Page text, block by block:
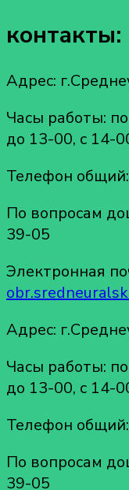
контакты:
Адрес:
Часы работы:
до 13-00, с 14-
Телефон
По вопросам
39-05
Электронная
Адрес:
Часы работы:
до 13-00, с 14-
Телефон
По вопросам
39-05